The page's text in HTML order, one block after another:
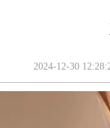
2024-12-30